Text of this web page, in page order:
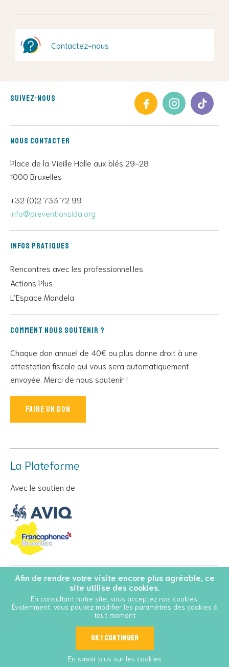
La Plateforme
Contactez-nous
Suivez-nous
Nous contacter
Place de la Vieille Halle aux blés 29-28
1000 Bruxelles
+32 (0)2 733 72 99
info@preventionsida.org
Infos pratiques
Rencontres avec les professionnel.les
Actions Plus
L’Espace Mandela
Comment nous soutenir ?
Chaque don annuel de 40€ ou plus donne droit à une
attestation fiscale qui vous sera automatiquement
envoyée. Merci de nous soutenir !
Faire un don
La Plateforme
Avec le soutien de
© Copyright 2026 Personnes Vivant avec le VIH - Tous droits
réservés
Conditions Générales d’Utilisation
Cookies
Afin de rendre votre visite encore plus agréable, ce
site utilise des cookies.
En consultant notre site, vous acceptez nos cookies.
Évidemment, vous pouvez modifier les paramètres des cookies à
tout moment
OK ! Continuer
En savoir plus sur les cookies